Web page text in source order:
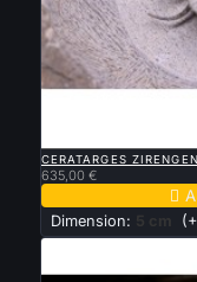
CERATARGES
635,00 €

Dimension: 5 cm